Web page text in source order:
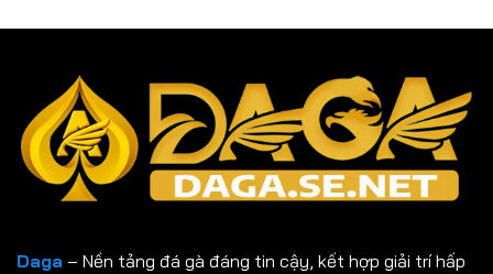
Daga – Nền tảng đá gà đáng tin cậy, kết hợp giải trí hấp